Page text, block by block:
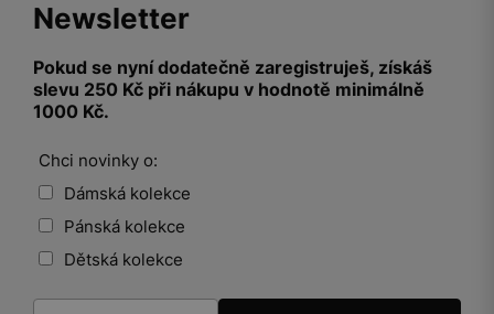
Newsletter
Pokud se nyní dodatečně zaregistruješ, získáš
slevu 250 Kč při nákupu v hodnotě minimálně
1000 Kč.
Chci novinky o:
Dámská kolekce
Pánská kolekce
Dětská kolekce